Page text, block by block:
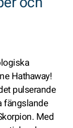
Hathaway!
pulserande
fängslande
Med